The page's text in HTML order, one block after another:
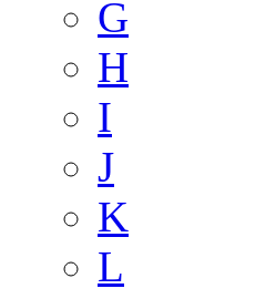
G
H
I
J
K
L